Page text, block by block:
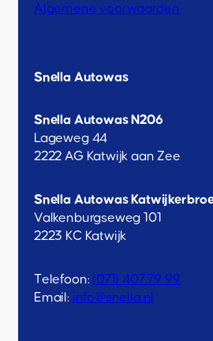
Algemene voorwaarden
Snella Autowas
Snella Autowas N206
Lageweg 44
2222 AG Katwijk aan Zee
Snella Autowas
Valkenburgseweg 101
2223 KC Katwijk
Telefoon:(071) 407 79 99
Email: info@snella.nl